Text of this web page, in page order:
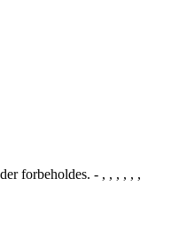
forbeholdes. - , , , , , ,